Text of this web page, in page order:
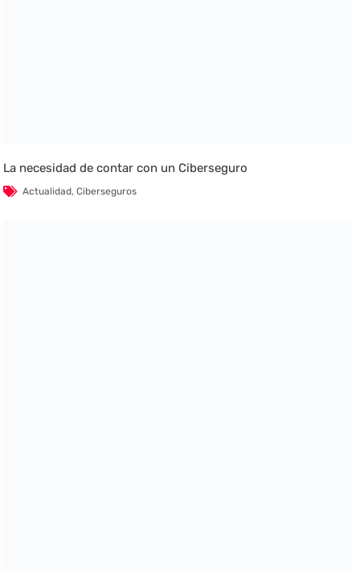
La necesidad de contar con un Ciberseguro
Actualidad,Ciberseguros